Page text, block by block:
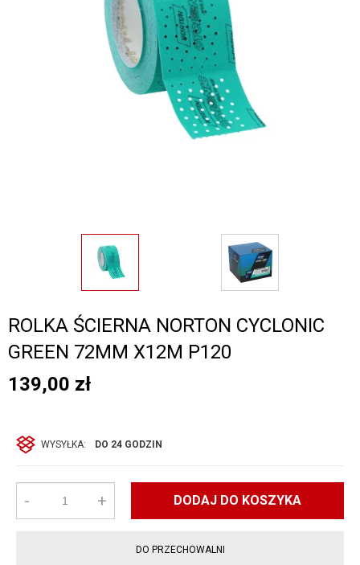
ROLKA ŚCIERNA NORTON CYCLONIC
GREEN 72MM X12M P120
139,00 zł
WYSYŁKA: DO 24 GODZIN
- + DODAJ DO KOSZYKA
DO PRZECHOWALNI